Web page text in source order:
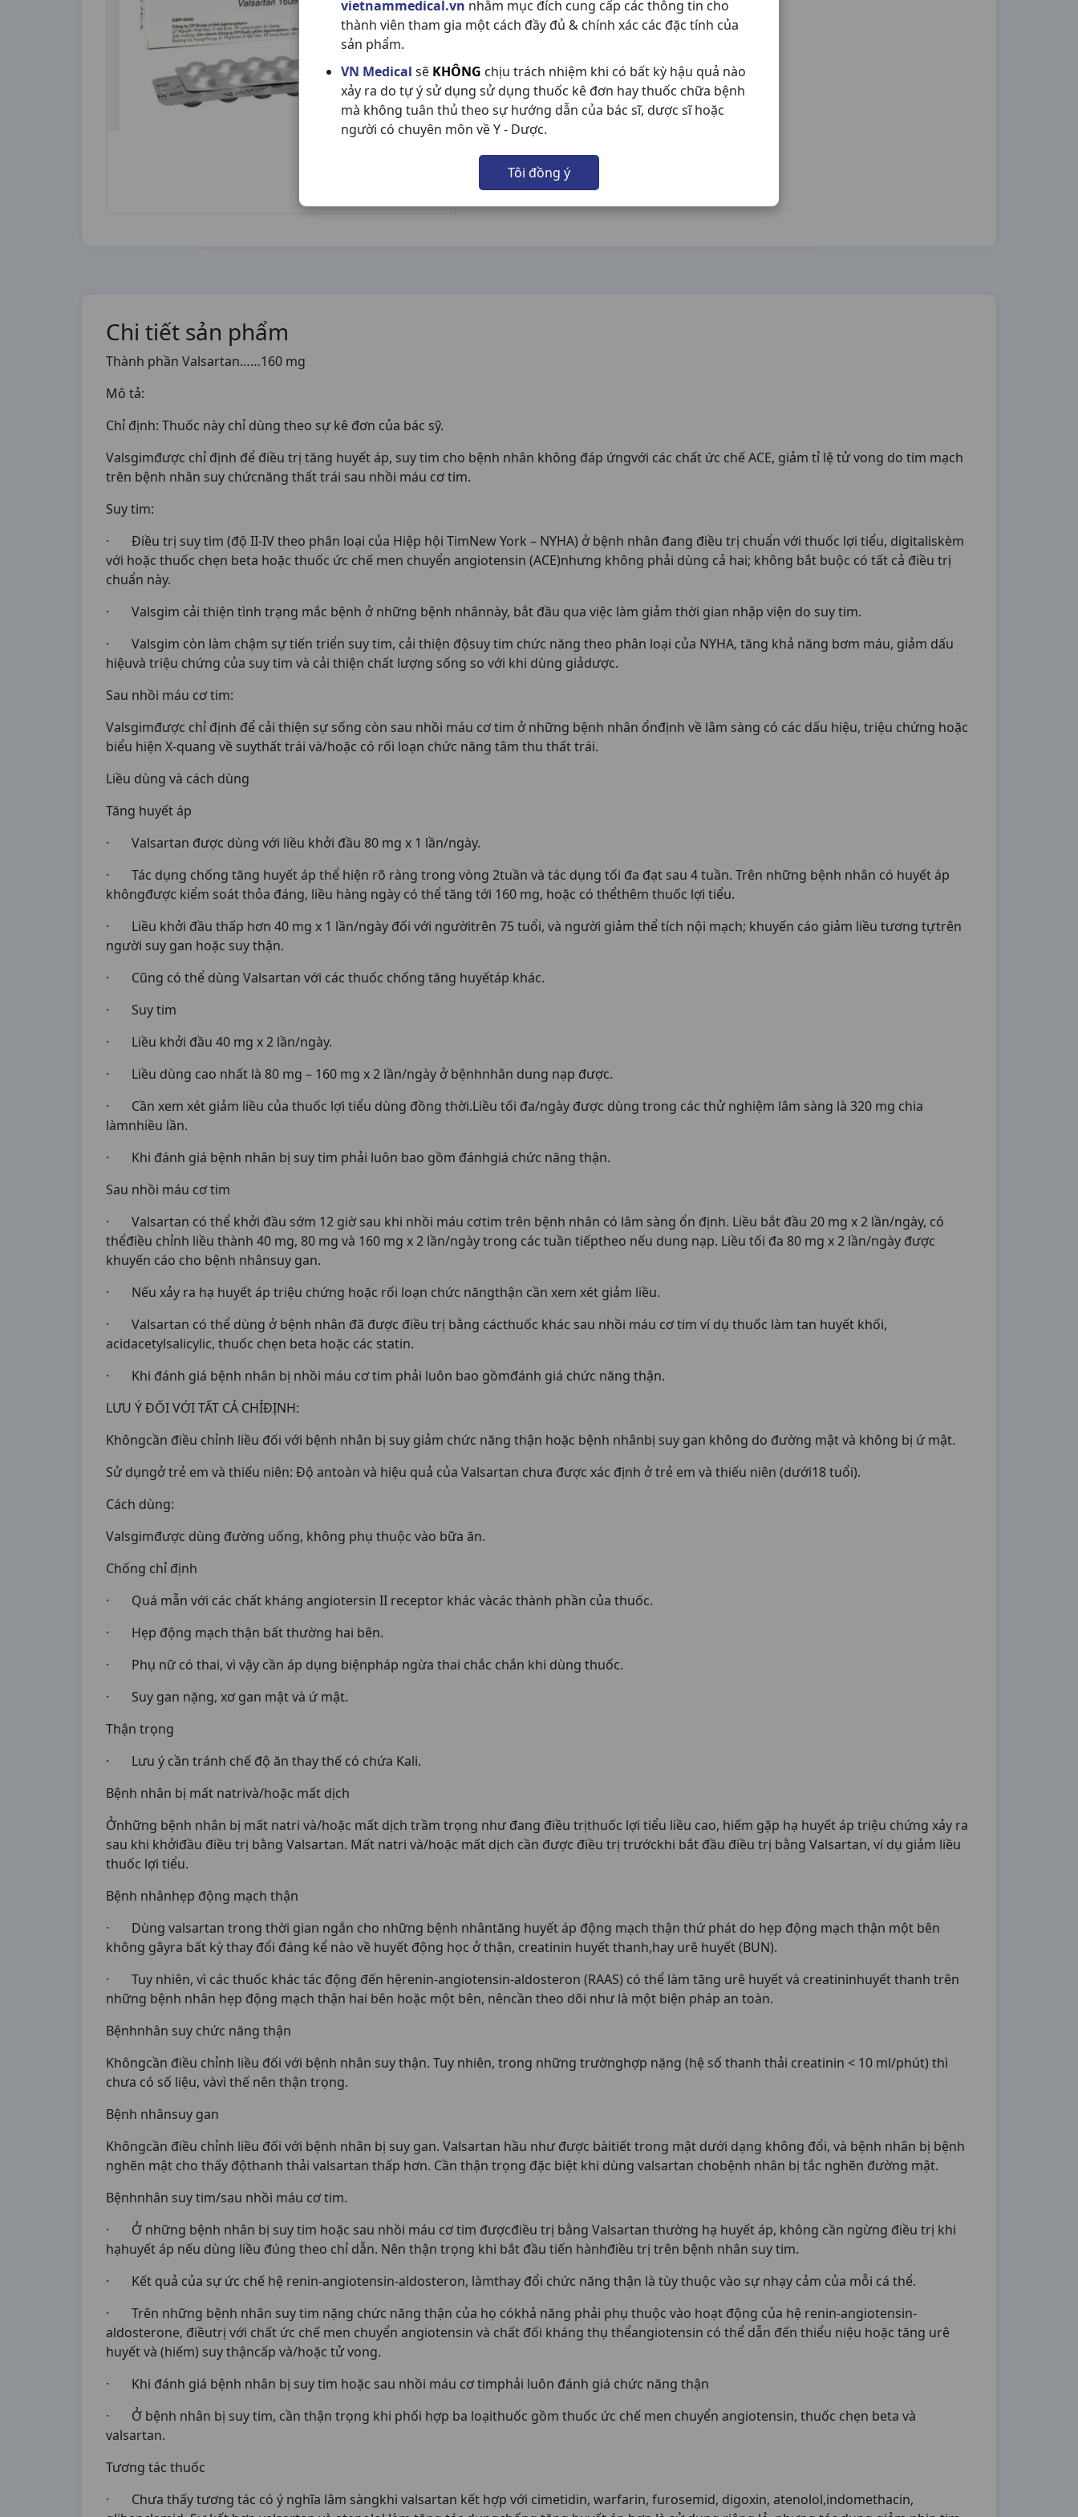
vietnammedical.vn nhằm mục đích cung cấp các thông tin cho
thành viên tham gia một cách đầy đủ & chính xác các đặc tính của
sản phẩm.
VN Medical sẽ KHÔNG chịu trách nhiệm khi có bất kỳ hậu quả nào
xảy ra do tự ý sử dụng sử dụng thuốc kê đơn hay thuốc chữa bệnh
mà không tuân thủ theo sự hướng dẫn của bác sĩ, dược sĩ hoặc
người có chuyên môn về Y - Dược.
Tôi đồng ý
Chi tiết sản phẩm
Thành phần Valsartan……160 mg
Mô tả:
Chỉ định: Thuốc này chỉ dùng theo sự kê đơn của bác sỹ.
Valsgimđược chỉ định để điều trị tăng huyết áp, suy tim cho bệnh nhân không đáp ứngvới các chất ức chế ACE, giảm tỉ lệ tử vong do tim mạch
trên bệnh nhân suy chứcnăng thất trái sau nhồi máu cơ tim.
Suy tim:
· Điều trị suy tim (độ II-IV theo phân loại của Hiệp hội TimNew York – NYHA) ở bệnh nhân đang điều trị chuẩn với thuốc lợi tiểu, digitaliskèm
với hoặc thuốc chẹn beta hoặc thuốc ức chế men chuyển angiotensin (ACE)nhưng không phải dùng cả hai; không bắt buộc có tất cả điều trị
chuẩn này.
· Valsgim cải thiện tình trạng mắc bệnh ở những bệnh nhânnày, bắt đầu qua việc làm giảm thời gian nhập viện do suy tim.
· Valsgim còn làm chậm sự tiến triển suy tim, cải thiện độsuy tim chức năng theo phân loại của NYHA, tăng khả năng bơm máu, giảm dấu
hiệuvà triệu chứng của suy tim và cải thiện chất lượng sống so với khi dùng giảdược.
Sau nhồi máu cơ tim:
Valsgimđược chỉ định để cải thiện sự sống còn sau nhồi máu cơ tim ở những bệnh nhân ổnđịnh về lâm sàng có các dấu hiệu, triệu chứng hoặc
biểu hiện X-quang về suythất trái và/hoặc có rối loạn chức năng tâm thu thất trái.
Liều dùng và cách dùng
Tăng huyết áp
· Valsartan được dùng với liều khởi đầu 80 mg x 1 lần/ngày.
· Tác dụng chống tăng huyết áp thể hiện rõ ràng trong vòng 2tuần và tác dụng tối đa đạt sau 4 tuần. Trên những bệnh nhân có huyết áp
khôngđược kiểm soát thỏa đáng, liều hàng ngày có thể tăng tới 160 mg, hoặc có thểthêm thuốc lợi tiểu.
· Liều khởi đầu thấp hơn 40 mg x 1 lần/ngày đối với ngườitrên 75 tuổi, và người giảm thể tích nội mạch; khuyến cáo giảm liều tương tựtrên
người suy gan hoặc suy thận.
· Cũng có thể dùng Valsartan với các thuốc chống tăng huyếtáp khác.
· Suy tim
· Liều khởi đầu 40 mg x 2 lần/ngày.
· Liều dùng cao nhất là 80 mg – 160 mg x 2 lần/ngày ở bệnhnhân dung nạp được.
· Cần xem xét giảm liều của thuốc lợi tiểu dùng đồng thời.Liều tối đa/ngày được dùng trong các thử nghiệm lâm sàng là 320 mg chia
làmnhiều lần.
· Khi đánh giá bệnh nhân bị suy tim phải luôn bao gồm đánhgiá chức năng thận.
Sau nhồi máu cơ tim
· Valsartan có thể khởi đầu sớm 12 giờ sau khi nhồi máu cơtim trên bệnh nhân có lâm sàng ổn định. Liều bắt đầu 20 mg x 2 lần/ngày, có
thểđiều chỉnh liều thành 40 mg, 80 mg và 160 mg x 2 lần/ngày trong các tuần tiếptheo nếu dung nạp. Liều tối đa 80 mg x 2 lần/ngày được
khuyến cáo cho bệnh nhânsuy gan.
· Nếu xảy ra hạ huyết áp triệu chứng hoặc rối loạn chức năngthận cần xem xét giảm liều.
· Valsartan có thể dùng ở bệnh nhân đã được điều trị bằng cácthuốc khác sau nhồi máu cơ tim ví dụ thuốc làm tan huyết khối,
acidacetylsalicylic, thuốc chẹn beta hoặc các statin.
· Khi đánh giá bệnh nhân bị nhồi máu cơ tim phải luôn bao gồmđánh giá chức năng thận.
LƯU Ý ĐỐI VỚI TẤT CẢ CHỈĐỊNH:
Khôngcần điều chỉnh liều đối với bệnh nhân bị suy giảm chức năng thận hoặc bệnh nhânbị suy gan không do đường mật và không bị ứ mật.
Sử dụngở trẻ em và thiếu niên: Độ antoàn và hiệu quả của Valsartan chưa được xác định ở trẻ em và thiếu niên (dưới18 tuổi).
Cách dùng:
Valsgimđược dùng đường uống, không phụ thuộc vào bữa ăn.
Chống chỉ định
· Quá mẫn với các chất kháng angiotersin II receptor khác vàcác thành phần của thuốc.
· Hẹp động mạch thận bất thường hai bên.
· Phụ nữ có thai, vì vậy cần áp dụng biệnpháp ngừa thai chắc chắn khi dùng thuốc.
· Suy gan nặng, xơ gan mật và ứ mật.
Thận trọng
· Lưu ý cần tránh chế độ ăn thay thế có chứa Kali.
Bệnh nhân bị mất natrivà/hoặc mất dịch
Ởnhững bệnh nhân bị mất natri và/hoặc mất dịch trầm trọng như đang điều trịthuốc lợi tiểu liều cao, hiếm gặp hạ huyết áp triệu chứng xảy ra
sau khi khởiđầu điều trị bằng Valsartan. Mất natri và/hoặc mất dịch cần được điều trị trướckhi bắt đầu điều trị bằng Valsartan, ví dụ giảm liều
thuốc lợi tiểu.
Bệnh nhânhẹp động mạch thận
· Dùng valsartan trong thời gian ngắn cho những bệnh nhântăng huyết áp động mạch thận thứ phát do hẹp động mạch thận một bên
không gâyra bất kỳ thay đổi đáng kể nào về huyết động học ở thận, creatinin huyết thanh,hay urê huyết (BUN).
· Tuy nhiên, vì các thuốc khác tác động đến hệrenin-angiotensin-aldosteron (RAAS) có thể làm tăng urê huyết và creatininhuyết thanh trên
những bệnh nhân hẹp động mạch thận hai bên hoặc một bên, nêncần theo dõi như là một biện pháp an toàn.
Bệnhnhân suy chức năng thận
Khôngcần điều chỉnh liều đối với bệnh nhân suy thận. Tuy nhiên, trong những trườnghợp nặng (hệ số thanh thải creatinin < 10 ml/phút) thì
chưa có số liệu, vàvì thế nên thận trọng.
Bệnh nhânsuy gan
Khôngcần điều chỉnh liều đối với bệnh nhân bị suy gan. Valsartan hầu như được bàitiết trong mật dưới dạng không đổi, và bệnh nhân bị bệnh
nghẽn mật cho thấy độthanh thải valsartan thấp hơn. Cần thận trọng đặc biệt khi dùng valsartan chobệnh nhân bị tắc nghẽn đường mật.
Bệnhnhân suy tim/sau nhồi máu cơ tim.
· Ở những bệnh nhân bị suy tim hoặc sau nhồi máu cơ tim đượcđiều trị bằng Valsartan thường hạ huyết áp, không cần ngừng điều trị khi
hạhuyết áp nếu dùng liều đúng theo chỉ dẫn. Nên thận trọng khi bắt đầu tiến hànhđiều trị trên bệnh nhân suy tim.
· Kết quả của sự ức chế hệ renin-angiotensin-aldosteron, làmthay đổi chức năng thận là tùy thuộc vào sự nhạy cảm của mỗi cá thể.
· Trên những bệnh nhân suy tim nặng chức năng thận của họ cókhả năng phải phụ thuộc vào hoạt động của hệ renin-angiotensin-
aldosterone, điềutrị với chất ức chế men chuyển angiotensin và chất đối kháng thụ thểangiotensin có thể dẫn đến thiểu niệu hoặc tăng urê
huyết và (hiếm) suy thậncấp và/hoặc tử vong.
· Khi đánh giá bệnh nhân bị suy tim hoặc sau nhồi máu cơ timphải luôn đánh giá chức năng thận
· Ở bệnh nhân bị suy tim, cần thận trọng khi phối hợp ba loạithuốc gồm thuốc ức chế men chuyển angiotensin, thuốc chẹn beta và
valsartan.
Tương tác thuốc
· Chưa thấy tương tác có ý nghĩa lâm sàngkhi valsartan kết hợp với cimetidin, warfarin, furosemid, digoxin, atenolol,indomethacin,